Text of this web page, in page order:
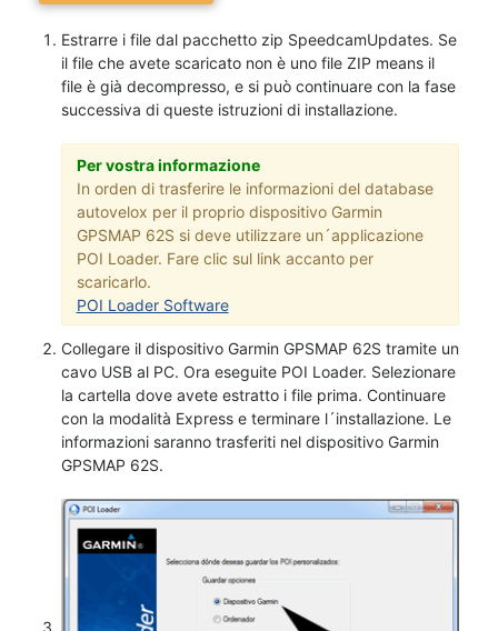
Estrarre i file dal pacchetto zip SpeedcamUpdates. Se
il file che avete scaricato non è uno file ZIP means il
file è già decompresso, e si può continuare con la fase
successiva di queste istruzioni di installazione.
Per vostra informazione
In orden di trasferire le informazioni del database
autovelox per il proprio dispositivo Garmin
GPSMAP 62S si deve utilizzare un´applicazione
POI Loader. Fare clic sul link accanto per
scaricarlo.
POI Loader Software
Collegare il dispositivo Garmin GPSMAP 62S tramite un
cavo USB al PC. Ora eseguite POI Loader. Selezionare
la cartella dove avete estratto i file prima. Continuare
con la modalità Express e terminare l´installazione. Le
informazioni saranno trasferiti nel dispositivo Garmin
GPSMAP 62S.